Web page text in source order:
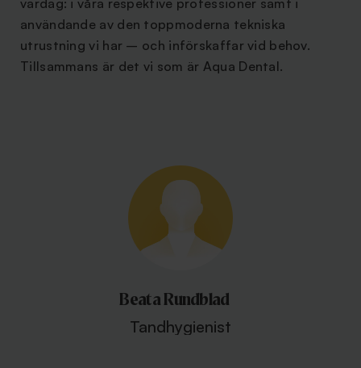
vardag: i våra respektive professioner samt i
användande av den toppmoderna tekniska
utrustning vi har – och införskaffar vid behov.
Tillsammans är det vi som är Aqua Dental.
Beata Rundblad
Tandhygienist